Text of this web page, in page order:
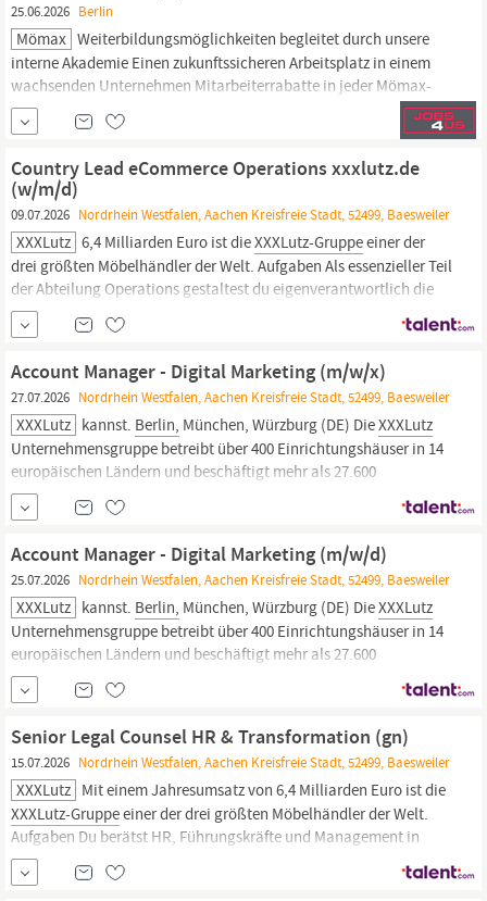
25.06.2026 Berlin
Mömax Weiterbildungsmöglichkeiten begleitet durch unsere
interne Akademie Einen zukunftssicheren Arbeitsplatz in einem
wachsenden Unternehmen Mitarbeiterrabatte in jeder Mömax-
und XXXLutz-Filiale
Weihnachtsfeiern wird der Teamzusammenhalt gestärkt Ein
Funktion Eine...
Country Lead eCommerce Operations xxxlutz.de
(w/m/d)
09.07.2026 Nordrhein Westfalen, Aachen Kreisfreie Stadt, 52499, Baesweiler
XXXLutz 6,4 Milliarden Euro ist dieXXXLutz-Gruppeeiner der
drei größten Möbelhändler der Welt. Aufgaben Als essenzieller Teil
der Abteilung Operations gestaltest du eigenverantwortlich die
End-To-End Prozesse unserer Auftragsabwicklung für
mit einem mittleren dreistelligen Millionenvolumen. Als zentrales
Account Manager - Digital Marketing (m/w/x)
27.07.2026 Nordrhein Westfalen, Aachen Kreisfreie Stadt, 52499, Baesweiler
XXXLutz kannst. Berlin, München, Würzburg (DE) DieXXXLutz
Unternehmensgruppe betreibt über 400 Einrichtungshäuser in 14
europäischen Ländern und beschäftigt mehr als 27.600
Mitarbeiter. In Deutschland tragen über 12.000 Mitarbeiter zum
Erfolg der Gruppe bei, die hierzulande 58
Account Manager - Digital Marketing (m/w/d)
25.07.2026 Nordrhein Westfalen, Aachen Kreisfreie Stadt, 52499, Baesweiler
XXXLutz kannst. Berlin, München, Würzburg (DE) DieXXXLutz
Unternehmensgruppe betreibt über 400 Einrichtungshäuser in 14
europäischen Ländern und beschäftigt mehr als 27.600
Mitarbeiter. In Deutschland tragen über 12.000 Mitarbeiter zum
Erfolg der Gruppe bei, die hierzulande 58
Senior Legal Counsel HR & Transformation (gn)
15.07.2026 Nordrhein Westfalen, Aachen Kreisfreie Stadt, 52499, Baesweiler
XXXLutz Mit einem Jahresumsatz von 6,4 Milliarden Euro ist die
XXXLutz-Gruppeeiner der drei größten Möbelhändler der Welt.
Aufgaben Du berätst HR, Führungskräfte und Management in
individual- und kollektivarbeitsrechtlichen Fragestellungen und
begleitest arbeitsrechtliche Projekte. Du wirkst aktiv an der